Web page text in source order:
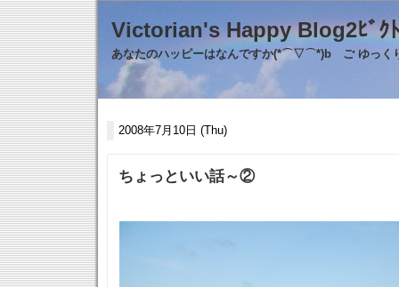
Victorian's Happy
あなたのハッピーはなんですか(*⌒▽⌒*)b ご ゆっく
2008年7月10日 (Thu)
ちょっといい話～②